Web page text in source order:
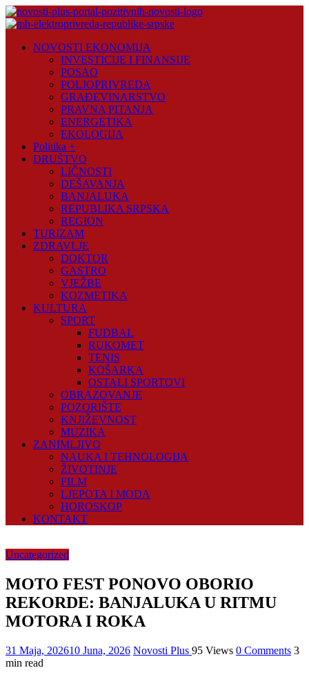
Skip
to
Plus
NOVOSTI EKONOMIJA
INVESTICIJE I FINANSIJE
POSAO
POLJOPRIVREDA
GRAĐEVINARSTVO
PRAVNA PITANJA
ENERGETIKA
EKOLOGIJA
Politika +
DRUŠTVO
LIČNOSTI
DEŠAVANJA
BANJALUKA
REPUBLIKA SRPSKA
REGION
TURIZAM
ZDRAVLJE
DOKTOR
GASTRO
VJEŽBE
KOZMETIKA
KULTURA
SPORT
FUDBAL
RUKOMET
TENIS
KOŠARKA
OSTALI SPORTOVI
OBRAZOVANJE
POZORIŠTE
KNJIŽEVNOST
MUZIKA
ZANIMLJIVO
NAUKA I TEHNOLOGIJA
ŽIVOTINJE
FILM
LJEPOTA I MODA
HOROSKOP
KONTAKT
Uncategorized
MOTO FEST PONOVO OBORIO
REKORDE: BANJALUKA U RITMU
MOTORA I ROKA
31 Maja, 202610 Juna, 2026 Novosti Plus 95 Views 0 Comments 3
min read